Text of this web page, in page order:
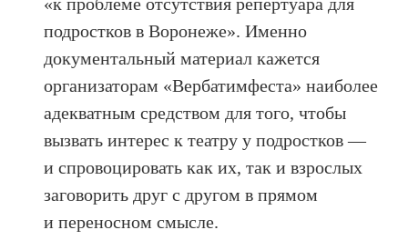
подростков в Воронеже». Именно
документальный материал кажется
организаторам «Вербатимфеста» наиболее
адекватным средством для того, чтобы
вызвать интерес к театру у подростков —
и спровоцировать как их, так и взрослых
заговорить друг с другом в прямом
и переносном смысле.